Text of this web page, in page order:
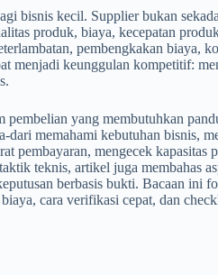
bisnis kecil. Supplier bukan
produk, biaya, kecepatan
pembengkakan biaya,
menjadi keunggulan kompetitif:
yang membutuhkan
dari memahami kebutuhan bisnis,
pembayaran, mengecek kapasitas
teknis, artikel juga membahas
berbasis bukti. Bacaan ini
cara verifikasi cepat, dan